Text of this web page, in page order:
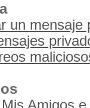
un mensaje
Amigos